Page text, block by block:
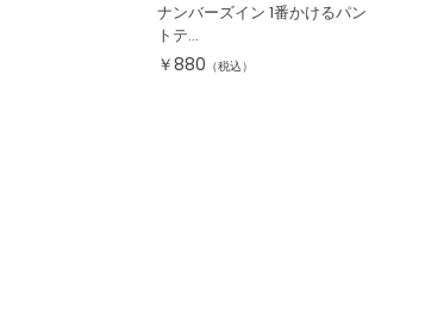
ナンバーズイン 1番かけるパン
トテ...
￥880 （税込）